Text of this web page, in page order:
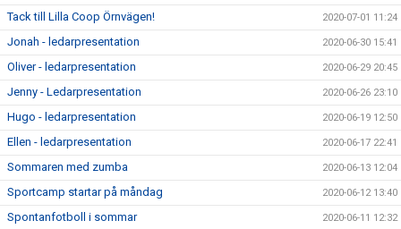
Tack till Lilla Coop Örnvägen! 2020-07-01 11:24
Jonah - ledarpresentation 2020-06-30 15:41
Oliver - ledarpresentation 2020-06-29 20:45
Jenny - Ledarpresentation 2020-06-26 23:10
Hugo - ledarpresentation 2020-06-19 12:50
Ellen - ledarpresentation 2020-06-17 22:41
Sommaren med zumba 2020-06-13 12:04
Sportcamp startar på måndag 2020-06-12 13:40
Spontanfotboll i sommar 2020-06-11 12:32